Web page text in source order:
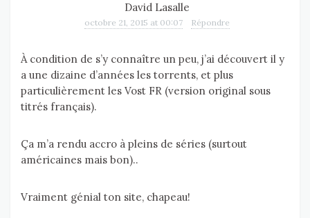
David Lasalle
octobre 21, 2015 at 00:07 Répondre
À condition de s’y connaître un peu, j’ai découvert il y
a une dizaine d’années les torrents, et plus
particulièrement les Vost FR (version original sous
titrés français).
Ça m’a rendu accro à pleins de séries (surtout
américaines mais bon)..
Vraiment génial ton site, chapeau!